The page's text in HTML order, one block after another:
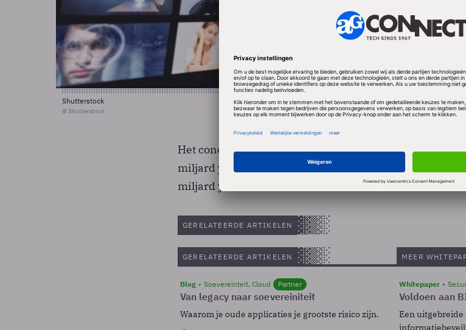
Shutterstock
© Shutterstock
Het concern verwacht dat de operationele winst in
miljard yen (3,42 miljard euro). Eerder ging Canon uit
miljard yen.
GERELATEERDE ARTIKELEN
GERELATEERDE ARTIKELEN
Blog Soevereinteit, Cloud Partner
Van legacy naar soevereiniteit
Waarom je oude applicaties je grootste risico zijn.
MEER
Whitepaper
Voldoen aan
Een uitgebreide